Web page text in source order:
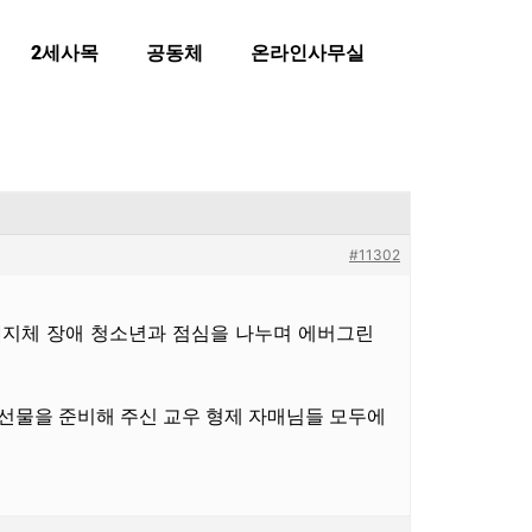
2세사목 공동체 온라인사무실
#11302
체 장애 청소년과 점심을 나누며 에버그린
을 준비해 주신 교우 형제 자매님들 모두에